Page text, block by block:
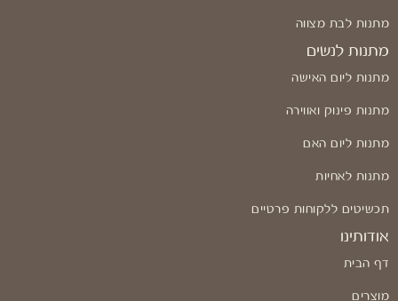
מתנות לבת מצווה
מתנות לנשים
מתנות ליום האישה
מתנות פינוק ואווירה
מתנות ליום האם
מתנות לאחיות
תכשיטים ללקוחות פרטיים
אודותינו
דף הבית
מוצרים